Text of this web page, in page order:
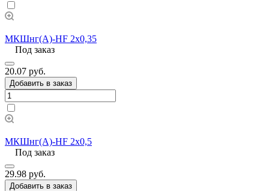
МКШнг(А)-HF 2х0,35
Под заказ
20.07 руб.
Добавить в заказ
МКШнг(А)-HF 2х0,5
Под заказ
29.98 руб.
Добавить в заказ